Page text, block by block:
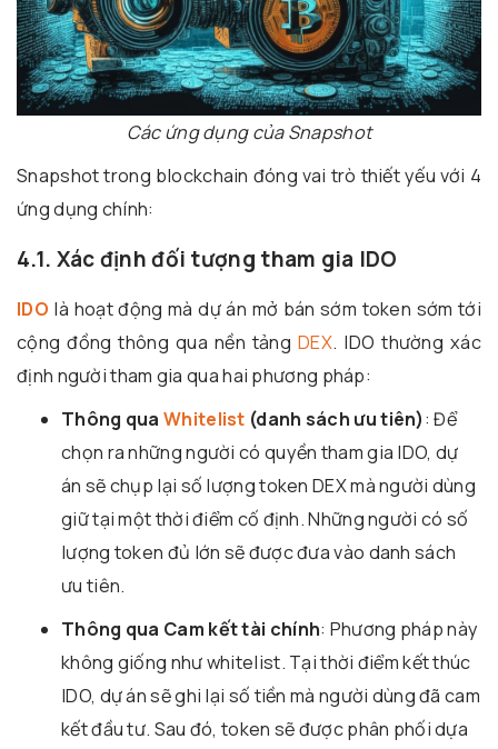
Các ứng dụng của Snapshot
Snapshot trong blockchain đóng vai trò thiết yếu với 4
ứng dụng chính:
4.1. Xác định đối tượng tham gia IDO
IDO là hoạt động mà dự án mở bán sớm token sớm tới
cộng đồng thông qua nền tảngDEX. IDO thường xác
định người tham gia qua hai phương pháp:
Thông quaWhitelist (danh sách ưu tiên): Để
chọn ra những người có quyền tham gia IDO, dự
án sẽ chụp lại số lượng token DEX mà người dùng
giữ tại một thời điểm cố định. Những người có số
lượng token đủ lớn sẽ được đưa vào danh sách
ưu tiên.
Thông qua Cam kết tài chính: Phương pháp này
không giống như whitelist. Tại thời điểm kết thúc
IDO, dự án sẽ ghi lại số tiền mà người dùng đã cam
kết đầu tư. Sau đó, token sẽ được phân phối dựa